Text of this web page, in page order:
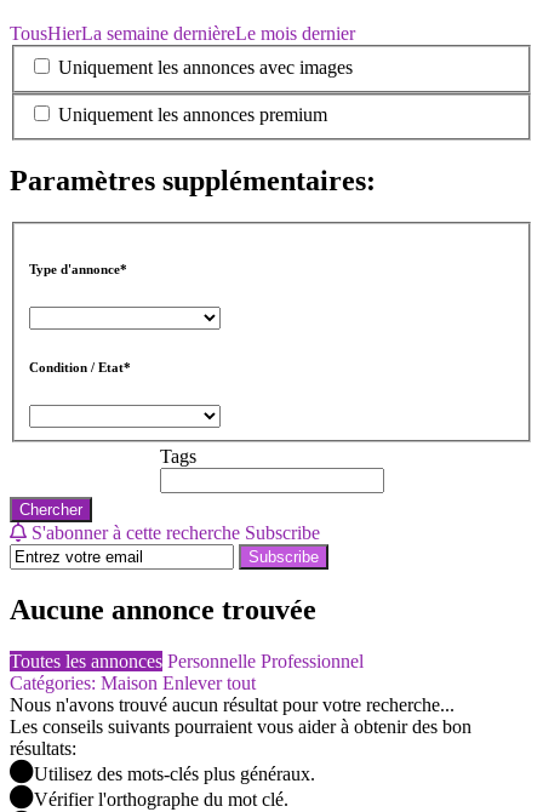
TousHierLa semaine dernièreLe mois dernier
Uniquement les annonces avec images
Uniquement les annonces premium
Paramètres supplémentaires:
Type d'annonce*
Condition / Etat*
Tags
Chercher
S'abonner à cette recherche Subscribe
Subscribe
Aucune annonce trouvée
Toutes les annonces Personnelle Professionnel
Catégories: Maison Enlever tout
Nous n'avons trouvé aucun résultat pour votre recherche...
Les conseils suivants pourraient vous aider à obtenir des bon
résultats:
Utilisez des mots-clés plus généraux.
Vérifier l'orthographe du mot clé.